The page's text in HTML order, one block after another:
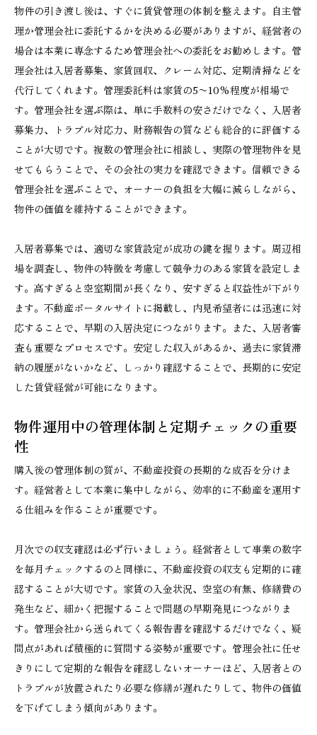
物件の引き渡し後は、すぐに賃貸管理の体制を整えます。自主管
理か管理会社に委託するかを決める必要がありますが、経営者の
場合は本業に専念するため管理会社への委託をお勧めします。管
理会社は入居者募集、家賃回収、クレーム対応、定期清掃などを
代行してくれます。管理委託料は家賃の5〜10%程度が相場で
す。管理会社を選ぶ際は、単に手数料の安さだけでなく、入居者
募集力、トラブル対応力、財務報告の質なども総合的に評価する
ことが大切です。複数の管理会社に相談し、実際の管理物件を見
せてもらうことで、その会社の実力を確認できます。信頼できる
管理会社を選ぶことで、オーナーの負担を大幅に減らしながら、
物件の価値を維持することができます。
入居者募集では、適切な家賃設定が成功の鍵を握ります。周辺相
場を調査し、物件の特徴を考慮して競争力のある家賃を設定しま
す。高すぎると空室期間が長くなり、安すぎると収益性が下がり
ます。不動産ポータルサイトに掲載し、内見希望者には迅速に対
応することで、早期の入居決定につながります。また、入居者審
査も重要なプロセスです。安定した収入があるか、過去に家賃滞
納の履歴がないかなど、しっかり確認することで、長期的に安定
した賃貸経営が可能になります。
物件運用中の管理体制と定期チェックの重要
性
購入後の管理体制の質が、不動産投資の長期的な成否を分けま
す。経営者として本業に集中しながら、効率的に不動産を運用す
る仕組みを作ることが重要です。
月次での収支確認は必ず行いましょう。経営者として事業の数字
を毎月チェックするのと同様に、不動産投資の収支も定期的に確
認することが大切です。家賃の入金状況、空室の有無、修繕費の
発生など、細かく把握することで問題の早期発見につながりま
す。管理会社から送られてくる報告書を確認するだけでなく、疑
問点があれば積極的に質問する姿勢が重要です。管理会社に任せ
きりにして定期的な報告を確認しないオーナーほど、入居者との
トラブルが放置されたり必要な修繕が遅れたりして、物件の価値
を下げてしまう傾向があります。